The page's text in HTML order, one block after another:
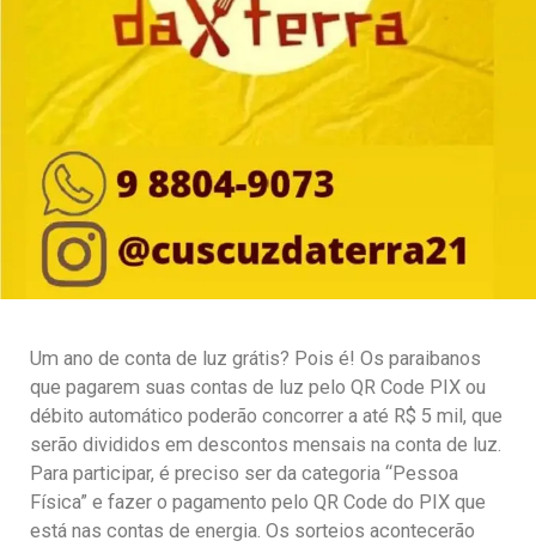
Um ano de conta de luz grátis? Pois é! Os paraibanos
que pagarem suas contas de luz pelo QR Code PIX ou
débito automático poderão concorrer a até R$ 5 mil, que
serão divididos em descontos mensais na conta de luz.
Para participar, é preciso ser da categoria “Pessoa
Física” e fazer o pagamento pelo QR Code do PIX que
está nas contas de energia. Os sorteios acontecerão